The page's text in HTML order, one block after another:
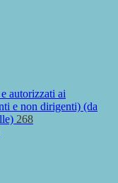
autorizzati ai
e non dirigenti) (da
268